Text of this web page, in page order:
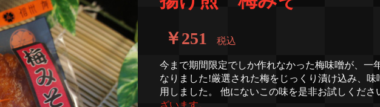
￥251 税込
今まで期間限定でしか作れなかった梅味噌が、一
なりました!厳選された梅をじっくり漬け込み、味
用しました。 他にないこの味を是非お試しくださ
ざいます。